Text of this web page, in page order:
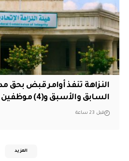
النزاهة تنفذ أوامر قبض بحق
السابق والأسبق و(4) موظفين
قبل 23 ساعة
المزيد